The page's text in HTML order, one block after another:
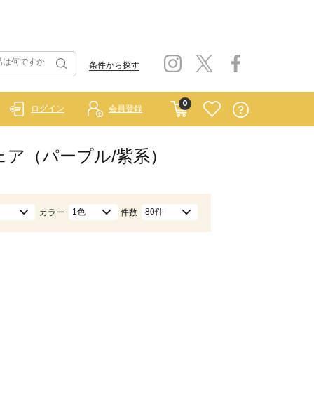
条件から探す
0
ログイン 会員登録
（パープル/紫系）
カラー 1色 件数 80件